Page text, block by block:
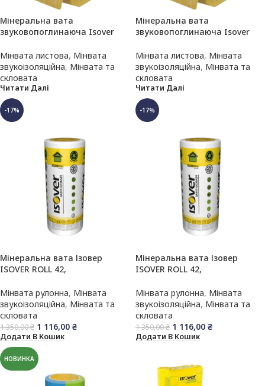
Мінеральна вата
звуковопоглинаюча Isover
м.кв.)
Мінвата листова, Мінвата
звукоізоляційна, Мінвата та
скловата
Читати Далі
Мінеральна вата
звуковопоглинаюча Isover
м.кв.)
Мінвата листова, Мінвата
звукоізоляційна, Мінвата та
скловата
Читати Далі
-17%
Мінеральна вата Ізовер
ISOVER ROLL 42,
Мінвата рулонна, Мінвата
звукоізоляційна, Мінвата та
скловата
1 350,00₴ 1 116,00 ₴
Додати В Кошик
-17%
Мінеральна вата Ізовер
ISOVER ROLL 42,
Мінвата рулонна, Мінвата
звукоізоляційна, Мінвата та
скловата
1 350,00₴ 1 116,00 ₴
Додати В Кошик
НОВИНКА